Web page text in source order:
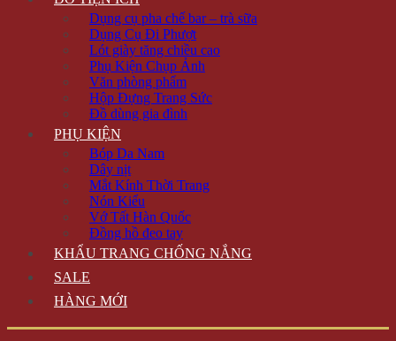
Dụng cụ pha chế bar – trà sữa
Dụng Cụ Đi Phượt
Lót giày tăng chiều cao
Phụ Kiện Chụp Ảnh
Văn phòng phẩm
Hộp Đựng Trang Sức
Đồ dùng gia đình
PHỤ KIỆN
Bóp Da Nam
Dây nịt
Mắt Kính Thời Trang
Nón Kiểu
Vớ Tất Hàn Quốc
Đồng hồ đeo tay
KHẨU TRANG CHỐNG NẮNG
SALE
HÀNG MỚI